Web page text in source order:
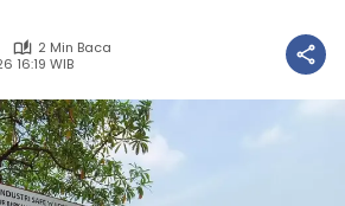
2 Min Baca
16:19 WIB